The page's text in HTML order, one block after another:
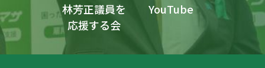
林芳正議員を
応援する会
YouTube